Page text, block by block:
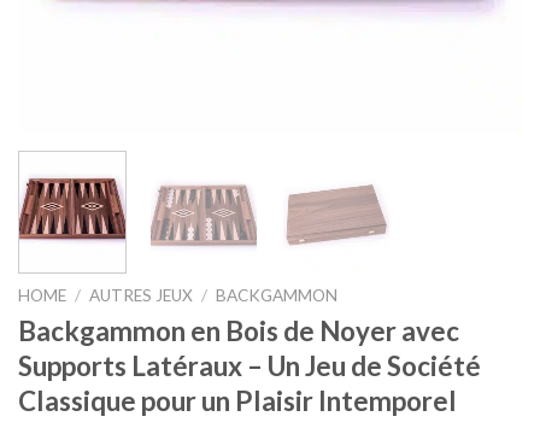
HOME / AUTRES JEUX / BACKGAMMON
Backgammon en Bois de Noyer avec
Supports Latéraux – Un Jeu de Société
Classique pour un Plaisir Intemporel